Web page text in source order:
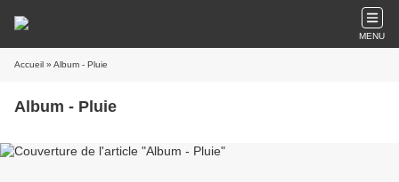
MENU
Accueil » Album - Pluie
Album - Pluie